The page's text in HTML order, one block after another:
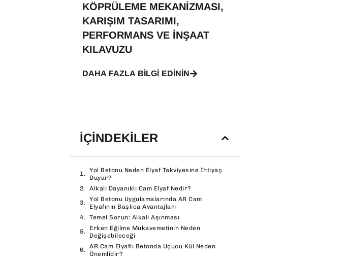
KÖPRÜLEME MEKANIZMASI,
KARIŞIM TASARIMI,
PERFORMANS VE İNŞAAT
KILAVUZU
DAHA FAZLA BILGI EDININ
İÇINDEKILER
Yol Betonu Neden Elyaf Takviyesine İhtiyaç
Duyar?
Alkali Dayanıklı Cam Elyaf Nedir?
Yol Betonu Uygulamalarında AR Cam
Elyafının Başlıca Avantajları
Temel Sorun: Alkali Aşınması
Erken Eğilme Mukavemetinin Neden
Değişebileceği
AR Cam Elyaflı Betonda Uçucu Kül Neden
Önemlidir?